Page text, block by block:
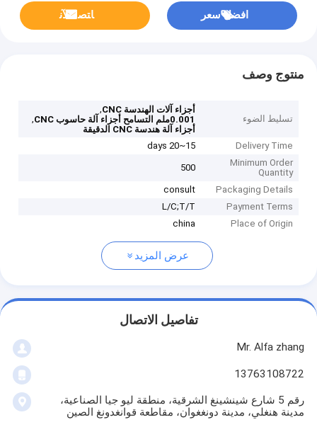
افضل سعر ﺎﺘﺼﻟ ﺍﻶﻧ
منتوج وصف
تسليط الضوء
أجزاء آلات الهندسة CNC
,
0.001ملم التسامح أجزاء آلة حاسوب CNC
,
أجزاء آلة هندسة CNC الدقيقة
Delivery Time
15~20 days
Minimum Order
Quantity
500
Packaging Details
consult
Payment Terms
L/C;T/T
Place of Origin
china
عرض المزيد
تفاصيل الاتصال
Mr. Alfa zhang
13763108722
رقم 5 شارع شينشينغ الشرقية، منطقة ليو جيا الصناعية،
مدينة هنغلي، مدينة دونغغوان، مقاطعة قوانغدونغ الصين